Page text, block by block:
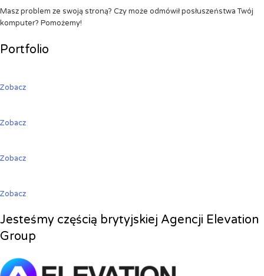
Masz problem ze swoją stroną? Czy może odmówił posłuszeństwa Twój
komputer? Pomożemy!
Portfolio
Zobacz
Zobacz
Zobacz
Zobacz
Jesteśmy częścią brytyjskiej Agencji Elevation
Group